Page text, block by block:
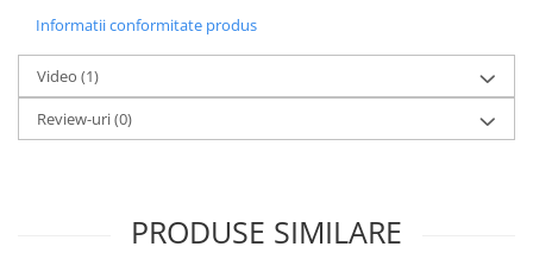
Informatii conformitate produs
Video (1)
Review-uri(0)
PRODUSE SIMILARE